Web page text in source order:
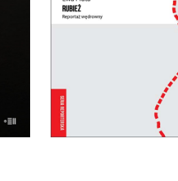
E-BOOK DO
KOSZYKA
zasiekami, które dzielą